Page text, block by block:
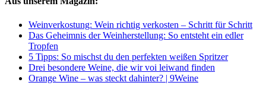
Weinverkostung: Wein richtig verkosten – Schritt für Schritt
Das Geheimnis der Weinherstellung: So entsteht ein edler
Tropfen
5 Tipps: So mischst du den perfekten weißen Spritzer
Drei besondere Weine, die wir voi leiwand finden
Orange Wine – was steckt dahinter? | 9Weine